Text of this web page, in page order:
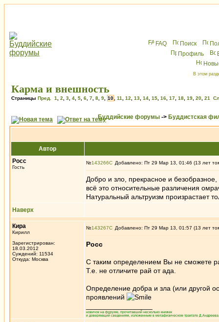
FAQ Поиск
Профиль
В этом
Карма и внешность
Страницы Пред. 1 2 3 4 5 6 7 8 9 10 11 12 13 14 15 16 17 18 19 20 21
Буддийские форумы -> Буддистская
Автор
Росс
Гость
№143266 Добавлено: Пт 29 Мар 13, 01:46 (13 лет
Добро и зло, прекрасное и
всё это относительные различения
Натуральный альтруизм произрастает
Наверх
Кира
Кирилл
Зарегистрирован:
18.03.2012
Суждений: 11534
Откуда: Москва
№143267 Добавлено: Пт 29 Мар 13, 01:57 (13 лет
Росс
С таким определением Вы не сможете
Т.е. не отличите рай от ада.
Определение добра и зла (или другой
проявлений
новичок на форуме, прочитавший несколько книжек
и доверяющий сведениям, изложенным в метафизическом трактате